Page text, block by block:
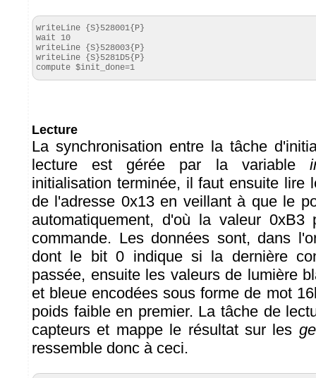
writeLine {S}528001{P}
wait 10
writeLine {S}528003{P}
writeLine {S}5281D5{P}
compute $init_done=1
Lecture
La synchronisation entre la tâche
lecture est gérée par la variable
initialisation terminée, il faut ensuite lire
de l'adresse 0x13 en veillant à que le
automatiquement, d'où la valeur
commande. Les données sont, dans
dont le bit 0 indique si la dernière
passée, ensuite les valeurs de lumière
et bleue encodées sous forme de mot
poids faible en premier. La tâche de
capteurs et mappe le résultat sur les
ressemble donc à ceci.